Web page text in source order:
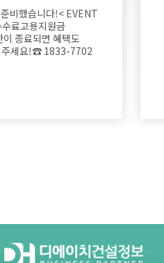
비했습니다!< EVENT
료고용지원금
종료되면 혜택도
주세요!☎ 1833-7702